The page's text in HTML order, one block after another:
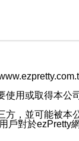
用或取得本公
，並可能被
對於